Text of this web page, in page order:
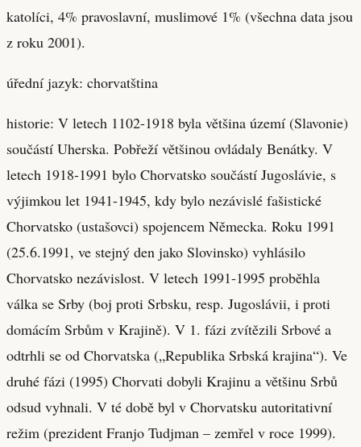
katolíci, 4% pravoslavní, muslimové 1% (všechna data jsou
z roku 2001).
úřední jazyk: chorvatština
historie: V letech 1102-1918 byla většina území (Slavonie)
součástí Uherska. Pobřeží většinou ovládaly Benátky. V
letech 1918-1991 bylo Chorvatsko součástí Jugoslávie, s
výjimkou let 1941-1945, kdy bylo nezávislé fašistické
Chorvatsko (ustašovci) spojencem Německa. Roku 1991
(25.6.1991, ve stejný den jako Slovinsko) vyhlásilo
Chorvatsko nezávislost. V letech 1991-1995 proběhla
válka se Srby (boj proti Srbsku, resp. Jugoslávii, i proti
domácím Srbům v Krajině). V 1. fázi zvítězili Srbové a
odtrhli se od Chorvatska („Republika Srbská krajina“). Ve
druhé fázi (1995) Chorvati dobyli Krajinu a většinu Srbů
odsud vyhnali. V té době byl v Chorvatsku autoritativní
režim (prezident Franjo Tudjman – zemřel v roce 1999).